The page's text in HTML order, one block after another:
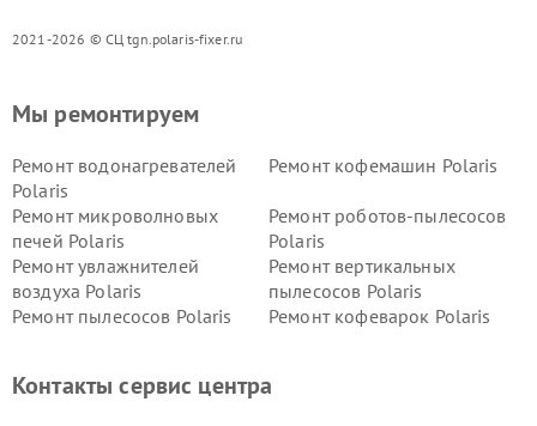
2021-2026 © СЦ tgn.polaris-fixer.ru
Мы ремонтируем
Ремонт водонагревателей
Polaris
Ремонт кофемашин Polaris
Ремонт микроволновых
печей Polaris
Ремонт роботов-пылесосов
Polaris
Ремонт увлажнителей
воздуха Polaris
Ремонт вертикальных
пылесосов Polaris
Ремонт пылесосов Polaris
Ремонт кофеварок Polaris
Контакты сервис центра